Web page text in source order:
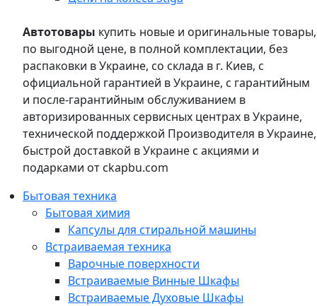
Автотовары купить новые и оригинальные товары,
по выгодной цене, в полной комплектации, без
распаковки в Украине, со склада в г. Киев, с
официальной гарантией в Украине, с гарантийным
и после-гарантийным обслуживанием в
авторизированных сервисных центрах в Украине,
технической поддержкой Производителя в Украине,
быстрой доставкой в Украине с акциями и
подарками от ckapbu.com
Бытовая техника
Бытовая химия
Капсулы для стиральной машины
Встраиваемая техника
Варочные поверхности
Встраиваемые Винные Шкафы
Встраиваемые Духовые Шкафы